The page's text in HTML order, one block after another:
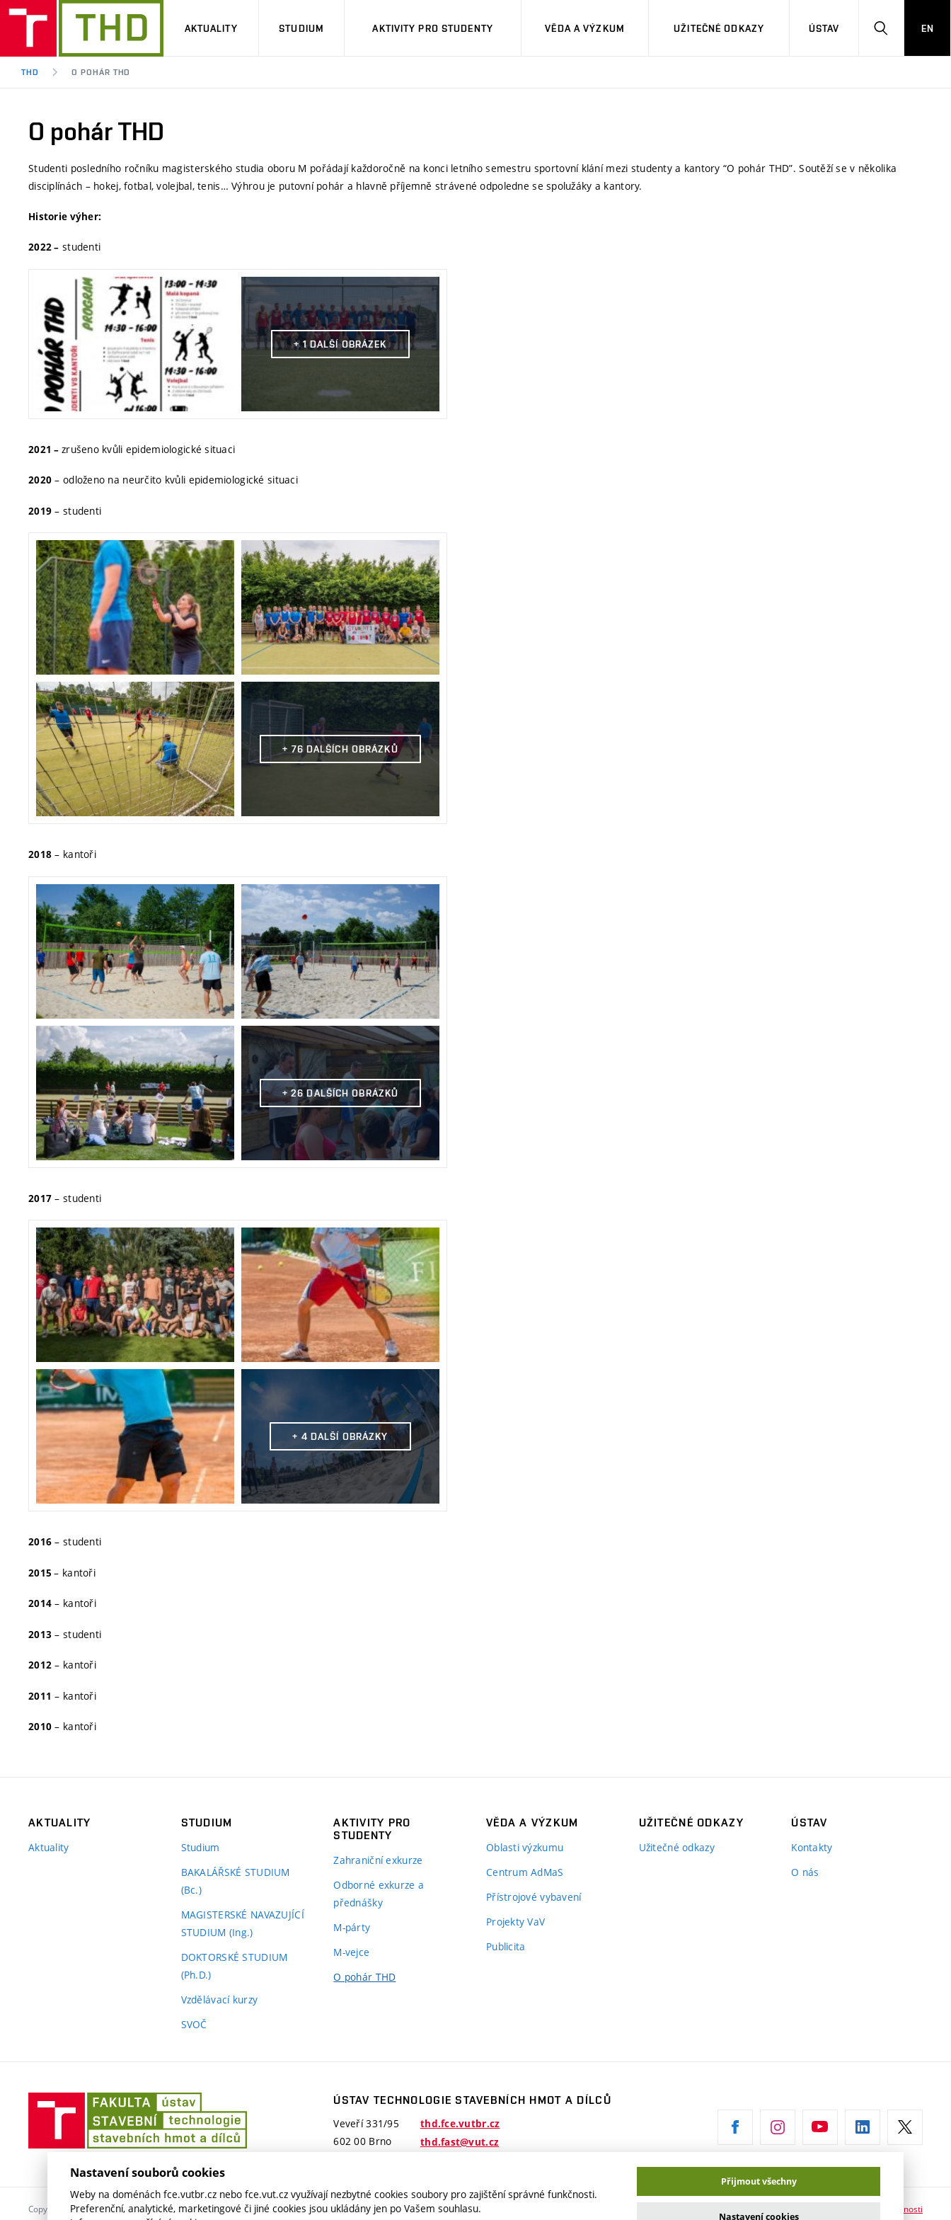
AKTUALITY STUDIUM AKTIVITY PRO STUDENTY VĚDA A VÝZKUM UŽITEČNÉ ODKAZY ÚSTAV
HLEDAT
EN
THD O POHÁR THD
O pohár THD
Studenti posledního ročníku magisterského studia oboru M pořádají každoročně na konci letního semestru sportovní klání mezi studenty a kantory “O pohár THD”. Soutěží se v několika
disciplínách – hokej, fotbal, volejbal, tenis… Výhrou je putovní pohár a hlavně příjemně strávené odpoledne se spolužáky a kantory.
Historie výher:
2022 – studenti
+ 1 DALŠÍ OBRÁZEK
2021 – zrušeno kvůli epidemiologické situaci
2020 – odloženo na neurčito kvůli epidemiologické situaci
2019 – studenti
+ 76 DALŠÍCH OBRÁZKŮ
2018 – kantoři
+ 26 DALŠÍCH OBRÁZKŮ
2017 – studenti
+ 4 DALŠÍ OBRÁZKY
2016 – studenti
2015– kantoři
2014 – kantoři
2013 – studenti
2012 – kantoři
2011 – kantoři
2010 – kantoři
AKTUALITY
Aktuality
STUDIUM
Studium
BAKALÁŘSKÉ STUDIUM
(Bc.)
MAGISTERSKÉ NAVAZUJÍCÍ
STUDIUM (Ing.)
DOKTORSKÉ STUDIUM
(Ph.D.)
Vzdělávací kurzy
SVOČ
AKTIVITY PRO
STUDENTY
Zahraniční exkurze
Odborné exkurze a
přednášky
M-párty
M-vejce
O pohár THD
VĚDA A VÝZKUM
Oblasti výzkumu
Centrum AdMaS
Přístrojové vybavení
Projekty VaV
Publicita
UŽITEČNÉ ODKAZY
Užitečné odkazy
ÚSTAV
Kontakty
O nás
dílců
ÚSTAV TECHNOLOGIE STAVEBNÍCH HMOT A DÍLCŮ
Veveří 331/95
602 00 Brno
thd.fce.vutbr.cz
thd.fast@vut.cz
Copyright © VUT v Brně2026
Prohlášení o přístupnosti
Nastavení souborů cookies
Weby na doménách fce.vutbr.cz nebo fce.vut.cz využívají nezbytné cookies soubory pro zajištění správné funkčnosti.
Preferenční, analytické, marketingové či jiné cookies jsou ukládány jen po Vašem souhlasu.
Přijmout všechny
Nastavení cookies